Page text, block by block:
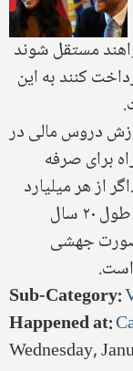
مستقل شوند
کنند به این
دروس مالی در
برای صرفه
از هر میلیارد
کانادایی سوال کنید خواهید فهمید که در طول ۲۰ سال
صورت جهشی
است.
Sub-Category:
Happened at:
Wednesday,